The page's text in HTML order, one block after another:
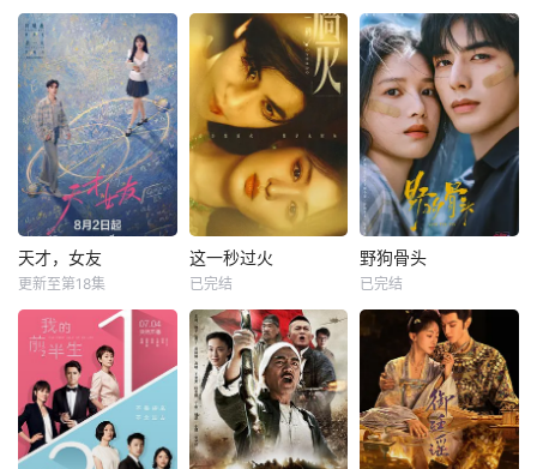
天才，女友
更新至第18集
这一秒过火
已完结
野狗骨头
已完结